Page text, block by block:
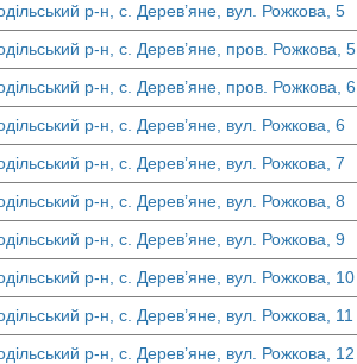
р-н, с. Дерев’яне, вул. Рожкова, 5
р-н, с. Дерев’яне, пров. Рожкова, 5
р-н, с. Дерев’яне, пров. Рожкова, 6
р-н, с. Дерев’яне, вул. Рожкова, 6
р-н, с. Дерев’яне, вул. Рожкова, 7
р-н, с. Дерев’яне, вул. Рожкова, 8
р-н, с. Дерев’яне, вул. Рожкова, 9
р-н, с. Дерев’яне, вул. Рожкова, 10
р-н, с. Дерев’яне, вул. Рожкова, 11
р-н, с. Дерев’яне, вул. Рожкова, 12